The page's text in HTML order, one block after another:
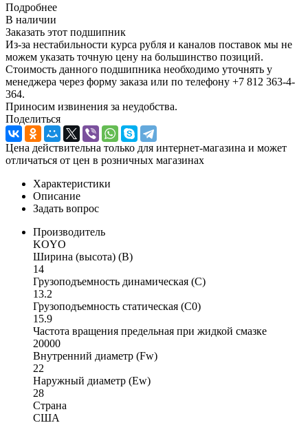
Подробнее
В наличии
Заказать этот подшипник
Из-за нестабильности курса рубля и каналов поставок мы не
можем указать точную цену на большинство позиций.
Стоимость данного подшипника необходимо уточнять у
менеджера через форму заказа или по телефону +7 812 363-4-
364.
Приносим извинения за неудобства.
Поделиться
Цена действительна только для интернет-магазина и может
отличаться от цен в розничных магазинах
Характеристики
Описание
Задать вопрос
Производитель
KOYO
Ширина (высота) (B)
14
Грузоподъемность динамическая (C)
13.2
Грузоподъемность статическая (C0)
15.9
Частота вращения предельная при жидкой смазке
20000
Внутренний диаметр (Fw)
22
Наружный диаметр (Ew)
28
Страна
США